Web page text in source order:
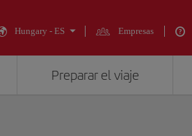
Hungary - ES Empresas
Preparar el viaje